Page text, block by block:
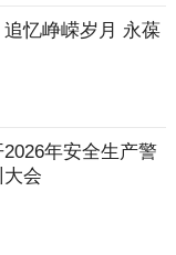
忆峥嵘岁月 永葆
年安全生产警
会